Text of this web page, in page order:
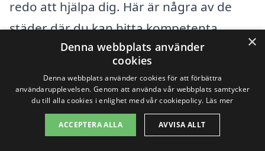
redo att hjälpa dig. Här är några av de
städer där du kan hitta kompetenta
städfirmor:
Bromölla
Olofström
×
Denna webbplats använder
cookies
Denna webbplats använder cookies för att förbättra
användarupplevelsen. Genom att använda vår webbplats samtycker
du till alla cookies i enlighet med vår cookiepolicy. Läs mer
ACCEPTERA ALLA AVVISA ALLT